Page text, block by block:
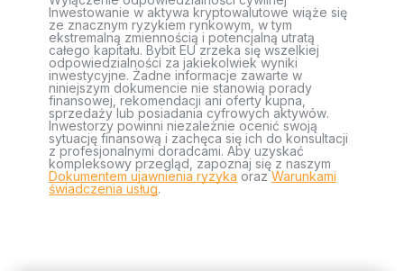
Inwestowanie w aktywa kryptowalutowe wiąże się
ze znacznym ryzykiem rynkowym, w tym
ekstremalną zmiennością i potencjalną utratą
całego kapitału. Bybit EU zrzeka się wszelkiej
odpowiedzialności za jakiekolwiek wyniki
inwestycyjne. Żadne informacje zawarte w
niniejszym dokumencie nie stanowią porady
finansowej, rekomendacji ani oferty kupna,
sprzedaży lub posiadania cyfrowych aktywów.
Inwestorzy powinni niezależnie ocenić swoją
sytuację finansową i zachęca się ich do konsultacji
z profesjonalnymi doradcami. Aby uzyskać
kompleksowy przegląd, zapoznaj się z naszym
Dokumentem ujawnienia ryzyka orazWarunkami
świadczenia usług.